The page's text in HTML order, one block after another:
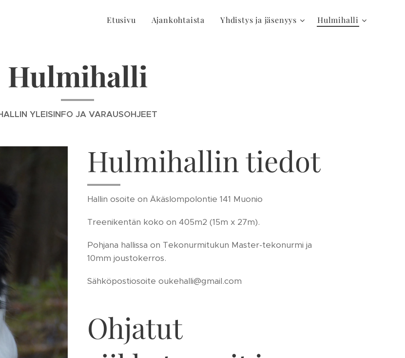
Etusivu Ajankohtaista Yhdistys ja jäsenyys Hulmihalli
Hulmihalli
YLEISINFO JA VARAUSOHJEET
Hulmihallin tiedot
Hallin osoite on Äkäslompolontie 141 Muonio
Treenikentän koko on 405m2 (15m x 27m).
Pohjana hallissa on Tekonurmitukun Master-tekonurmi ja
10mm joustokerros.
Sähköpostiosoite oukehalli@gmail.com
Ohjatut